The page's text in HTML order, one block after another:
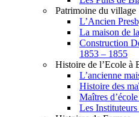
Patrimoine du village
L’Ancien
La maison de
Construction
1853 – 1855
Histoire de l’Ecole à
L’ancienne
Histoire des
Maîtres
Les